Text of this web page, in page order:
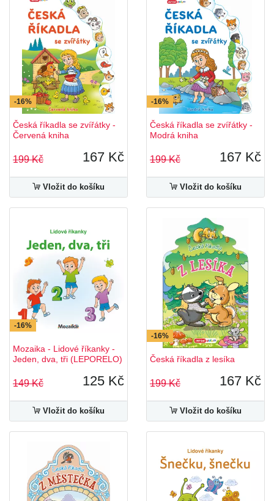
-16%
Česká říkadla se zvířátky -
Červená kniha
199 Kč 167 Kč
Vložit do košíku
-16%
Česká říkadla se zvířátky -
Modrá kniha
199 Kč 167 Kč
Vložit do košíku
-16%
Mozaika - Lidové říkanky -
Jeden, dva, tři (LEPORELO)
149 Kč 125 Kč
Vložit do košíku
-16%
Česká říkadla z lesíka
199 Kč 167 Kč
Vložit do košíku